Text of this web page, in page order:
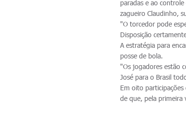
paradas e ao
zagueiro Claudinho,
"O torcedor pode
Disposição
A estratégia para
posse de bola.
"Os jogadores estão
José para o Brasil
Em oito participações
de que, pela primeira